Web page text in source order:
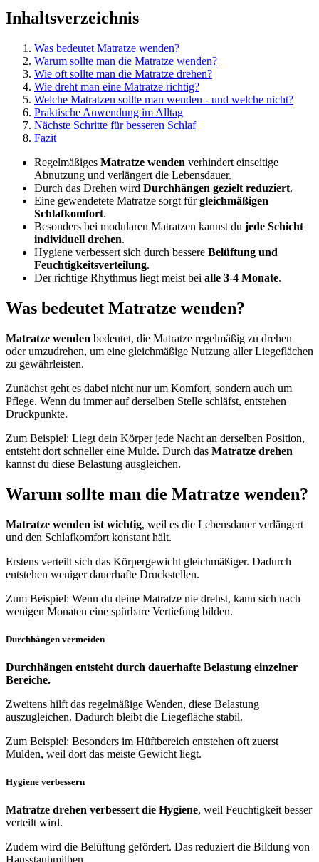
Inhaltsverzeichnis
Was bedeutet Matratze wenden?
Warum sollte man die Matratze wenden?
Wie oft sollte man die Matratze drehen?
Wie dreht man eine Matratze richtig?
Welche Matratzen sollte man wenden - und welche nicht?
Praktische Anwendung im Alltag
Nächste Schritte für besseren Schlaf
Fazit
Regelmäßiges Matratze wenden verhindert einseitige
Abnutzung und verlängert die Lebensdauer.
Durch das Drehen wird Durchhängen gezielt reduziert.
Eine gewendetete Matratze sorgt fürgleichmäßigen
Schlafkomfort.
Besonders bei modularen Matratzen kannst du jede Schicht
individuell drehen.
Hygiene verbessert sich durch bessere Belüftung und
Feuchtigkeitsverteilung.
Der richtige Rhythmus liegt meist bei alle 3-4 Monate.
Was bedeutet Matratze wenden?
Matratze wenden bedeutet, die Matratze regelmäßig zu drehen
oder umzudrehen, um eine gleichmäßige Nutzung aller Liegeflächen
zu gewährleisten.
Zunächst geht es dabei nicht nur um Komfort, sondern auch um
Pflege. Wenn du immer auf derselben Stelle schläfst, entstehen
Druckpunkte.
Zum Beispiel: Liegt dein Körper jede Nacht an derselben Position,
entsteht dort schneller eine Mulde. Durch das Matratze drehen
kannst du diese Belastung ausgleichen.
Warum sollte man die Matratze wenden?
Matratze wenden ist wichtig, weil es die Lebensdauer verlängert
und den Schlafkomfort konstant hält.
Erstens verteilt sich das Körpergewicht gleichmäßiger. Dadurch
entstehen weniger dauerhafte Druckstellen.
Zum Beispiel: Wenn du deine Matratze nie drehst, kann sich nach
wenigen Monaten eine spürbare Vertiefung bilden.
Durchhängen vermeiden
Durchhängen entsteht durch dauerhafte Belastung einzelner
Bereiche.
Zweitens hilft das regelmäßige Wenden, diese Belastung
auszugleichen. Dadurch bleibt die Liegefläche stabil.
Zum Beispiel: Besonders im Hüftbereich entstehen oft zuerst
Mulden, weil dort das meiste Gewicht liegt.
Hygiene verbessern
Matratze drehen verbessert die Hygiene, weil Feuchtigkeit besser
verteilt wird.
Zudem wird die Belüftung gefördert. Das reduziert die Bildung von